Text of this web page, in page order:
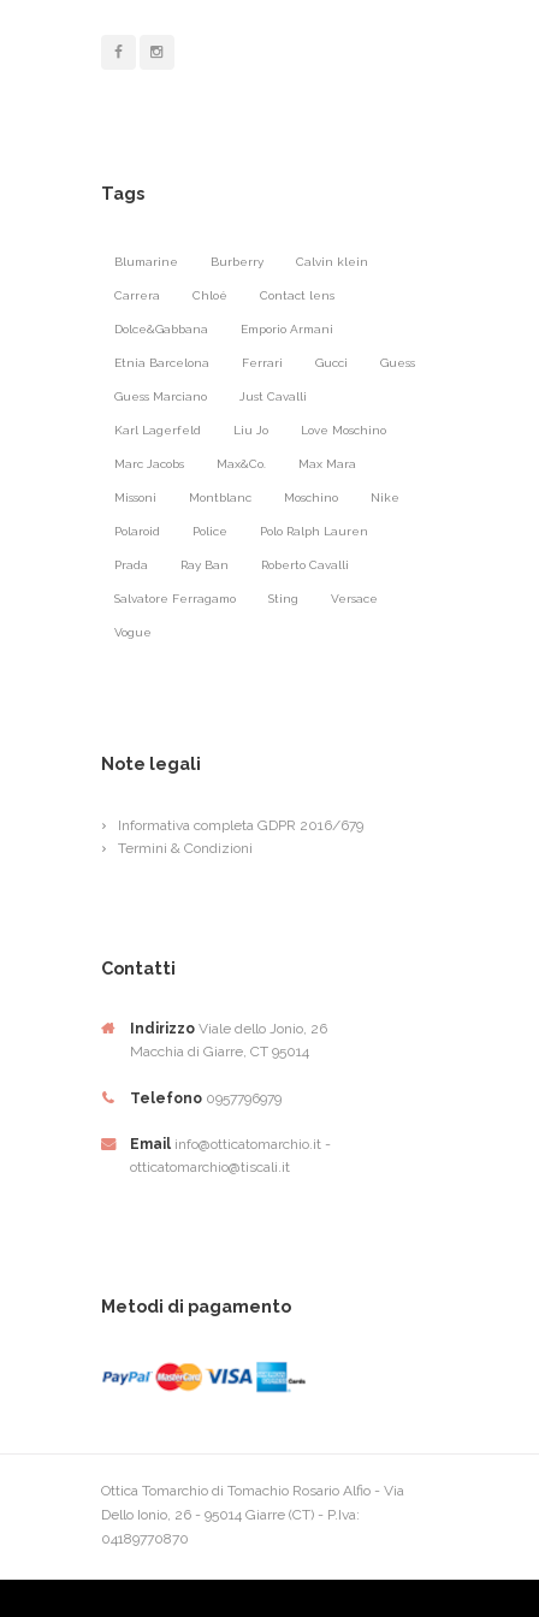
Tags
Blumarine Burberry Calvin klein
Carrera Chloé Contact lens
Dolce&Gabbana Emporio Armani
Etnia Barcelona Ferrari Gucci Guess
Guess Marciano Just Cavalli
Karl Lagerfeld Liu Jo Love Moschino
Marc Jacobs Max&Co. Max Mara
Missoni Montblanc Moschino Nike
Polaroid Police Polo Ralph Lauren
Prada Ray Ban Roberto Cavalli
Salvatore Ferragamo Sting Versace
Vogue
Note legali
Informativa completa GDPR 2016/679
Termini & Condizioni
Contatti
Indirizzo Viale dello Jonio, 26
Macchia di Giarre, CT 95014
Telefono 0957796979
Email info@otticatomarchio.it -
otticatomarchio@tiscali.it
Metodi di pagamento
Ottica Tomarchio di Tomachio Rosario Alfio - Via
Dello Ionio, 26 - 95014 Giarre (CT) - P.Iva:
04189770870